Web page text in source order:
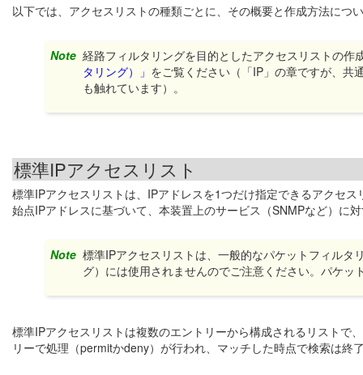
以下では、アクセスリストの種類ごとに、その概要と作成方法につ
Note 経路フィルタリングを目的としたアクセスリストの作
タリング）」 をご覧ください（「IP」の章ですが、共
も触れています）。
標準IPアクセスリスト
標準IPアクセスリストは、IPアドレスを1つだけ指定できるアクセス
始点IPアドレスに基づいて、本装置上のサービス（SNMPなど）に
Note 標準IPアクセスリストは、一般的なパケットフィル
グ）には使用されませんのでご注意ください。パケ
標準IPアクセスリストは複数のエントリーから構成されるリストで
リーで処理（permitかdeny）が行われ、マッチした時点で検索は